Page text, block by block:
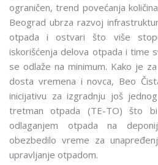
ograničen, trend povećanja
Beograd ubrza razvoj
otpada i ostvari što više
iskorišćenja delova otpada i time
se odlaže na minimum. Kako je
dosta vremena i novca, Beo
inicijativu za izgradnju još
tretman otpada (TE-TO) što
odlaganjem otpada na
obezbedilo vreme za
upravljanje otpadom.